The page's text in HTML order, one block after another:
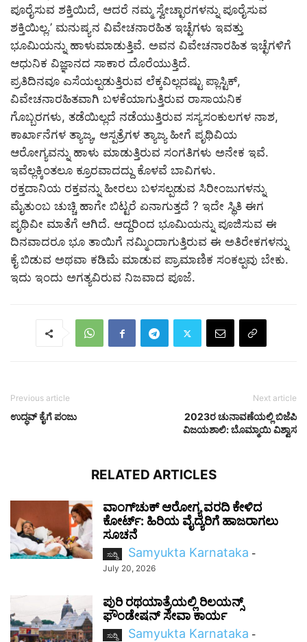
ಪೂರೈಸುವ ಶಕ್ತಿಯಿದೆ, ಆದರೆ ನಮ್ಮ ಸ್ವೇಚ್ಛಾರಗಳನ್ನು ಪೂರೈಸುವ
ಶಕ್ತಿಯಿಲ್ಲ.’ ಮನುಷ್ಯನ ವಿವೇಚನಾರಹಿತ ಇಚ್ಛೆಗಳು ಇವತ್ತು
ಭೂಮಿಯನ್ನು ಹಾಳುಮಾಡುತ್ತಿವೆ. ಅವನ ವಿವೇಚನಾರಹಿತ ಇಚ್ಛೆಗಳಿಗೆ
ಆಧುನಿಕ ವಿಜ್ಞಾನದ ಸಾಕಾರ ದೊರೆಯುತ್ತಿದೆ.
ಪ್ರತಿದಿನವೂ ಎಸೆಯಲ್ಪಡುತ್ತಿರುವ ಲೆಕ್ಕವಿಲ್ಲದಷ್ಟು ಪ್ಲಾಸ್ಟಿಕ್,
ವಿವೇಚನಾರಹಿತವಾಗಿ ಬಳಕೆಯಾಗುತ್ತಿರುವ ರಾಸಾಯನಿಕ
ಗೊಬ್ಬರಗಳು, ತಡೆಯಿಲ್ಲದೆ ನಡೆಯುತ್ತಿರುವ ಸಸ್ಯಸಂಕುಲಗಳ ನಾಶ,
ಕಾರ್ಖಾನೆಗಳ ತ್ಯಾಜ್ಯ, ಆಸ್ಪತ್ರೆಗಳ ತ್ಯಾಜ್ಯ ಹೀಗೆ ಪೃಥಿವಿಯ
ಆರೋಗ್ಯವನ್ನು ಹಾಳು ಮಾಡುತ್ತಿರುವ ಸಂಗತಿಗಳು ಅನೇಕ ಇವೆ.
ಇವೆಲ್ಲಕ್ಕಿಂತಲೂ ಕ್ರೂರವಾದದ್ದು ಕೊಳವೆ ಬಾವಿಗಳು.
ರಕ್ತದಾನಿಯ ರಕ್ತವನ್ನು ಹೀರಲು ಬಳಸಲ್ಪಡುವ ಸಿರೀಂಜುಗಳನ್ನು
ಮೈತುಂಬ ಚುಚ್ಚಿ ಹಾಗೇ ಬಿಟ್ಟರೆ ಏನಾಗುತ್ತದೆ ? ಇದೇ ಸ್ಥಿತಿ ಈಗ
ಪೃಥಿವೀ ಮಾತೆಗೆ ಆಗಿದೆ. ಆದ್ದರಿಂದ ಭೂಮಿಯನ್ನು ಪೂಜಿಸುವ ಈ
ದಿನವಾದರೂ ಭೂ ತಾಯಿಗೆ ನಮ್ಮಿಂದಾಗುತ್ತಿರುವ ಈ ಅತಿರೇಕಗಳನ್ನು
ಕೈ ಬಿಡುವ ಅಥವಾ ಕಡಿಮೆ ಮಾಡುವ ಪ್ರಾಮಾಣಿಕ ಸಂಕಲ್ಪವು ಬೇಕು.
ಇದು ಇಂದು ಅಗತ್ಯವಿರುವ ನಿಜವಾದ ಪೂಜೆ.
Previous article
ಉದ್ಧವ್‌ ಕೈಗೆ ಪಂಜು
Next article
2023ರ ಚುನಾವಣೆಯಲ್ಲಿ ಬಿಜೆಪಿ
ವಿಜಯಶಾಲಿ: ಬೊಮ್ಮಾಯಿ ವಿಶ್ವಾಸ
RELATED ARTICLES
ವಾಂಗ್‌ಚುಕ್ ಆರೋಗ್ಯ ವರದಿ ಕೇಳಿದ
ಕೋರ್ಟ್: ಹಿರಿಯ ವೈದ್ಯರಿಗೆ ಹಾಜರಾಗಲು
ಸೂಚನೆ
ಸುದ್ದಿ Samyukta Karnataka -
July 20, 2026
ಪುರಿ ರಥಯಾತ್ರೆಯಲ್ಲಿ ರಿಲಯನ್ಸ್
ಫೌಂಡೇಷನ್ ಸೇವಾ ಕಾರ್ಯ
ಸುದ್ದಿ Samyukta Karnataka -